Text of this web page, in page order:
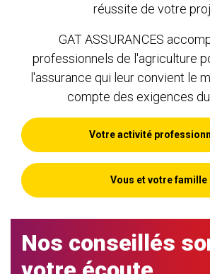
réussite de votre
GAT ASSURANCES
professionnels de l'agriculture
l'assurance qui leur convient le
compte des exigences
Votre activité
Vous et votre famille
Nos conseillés